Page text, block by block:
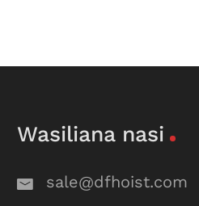
Wasiliana nasi
sale@dfhoist.com